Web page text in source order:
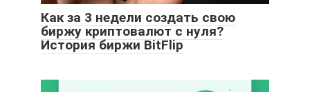
Как за 3 недели создать свою
биржу криптовалют с нуля?
История биржи BitFlip